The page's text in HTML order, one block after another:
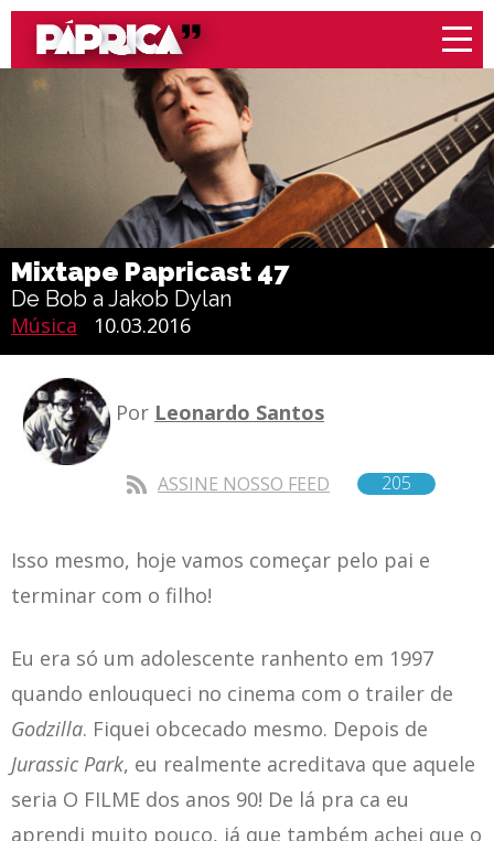
Mixtape Papricast 47
De Bob a Jakob Dylan
Música
10.03.2016
Por Leonardo Santos
ASSINE NOSSO FEED 205
Isso mesmo, hoje vamos começar pelo pai e
terminar com o filho!
Eu era só um adolescente ranhento em 1997
quando enlouqueci no cinema com o trailer de
Godzilla. Fiquei obcecado mesmo. Depois de
Jurassic Park, eu realmente acreditava que aquele
seria O FILME dos anos 90! De lá pra ca eu
aprendi muito pouco, já que também achei que o